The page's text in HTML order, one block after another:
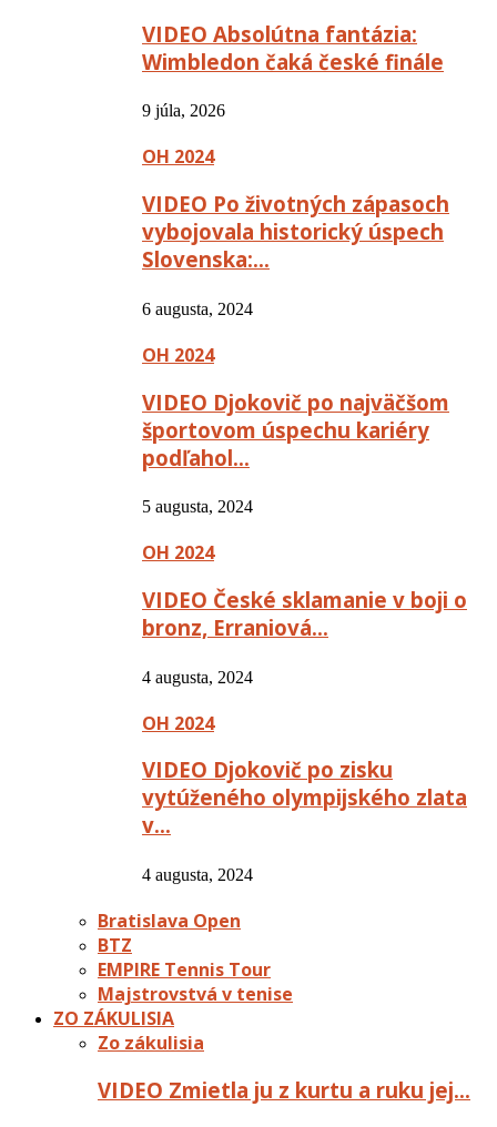
VIDEO Absolútna fantázia:
Wimbledon čaká české finále
9 júla, 2026
OH 2024
VIDEO Po životných zápasoch
vybojovala historický úspech
Slovenska:…
6 augusta, 2024
OH 2024
VIDEO Djokovič po najväčšom
športovom úspechu kariéry
podľahol…
5 augusta, 2024
OH 2024
VIDEO České sklamanie v boji o
bronz, Erraniová…
4 augusta, 2024
OH 2024
VIDEO Djokovič po zisku
vytúženého olympijského zlata
v…
4 augusta, 2024
Bratislava Open
BTZ
EMPIRE Tennis Tour
Majstrovstvá v tenise
ZO ZÁKULISIA
Zo zákulisia
VIDEO Zmietla ju z kurtu a ruku jej…